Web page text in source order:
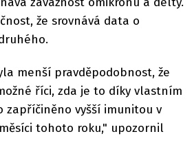
že srovnává data o
menší pravděpodobnost, že
říci, zda je to díky vlastním
zapříčiněno vyšší imunitou v
tohoto roku," upozornil